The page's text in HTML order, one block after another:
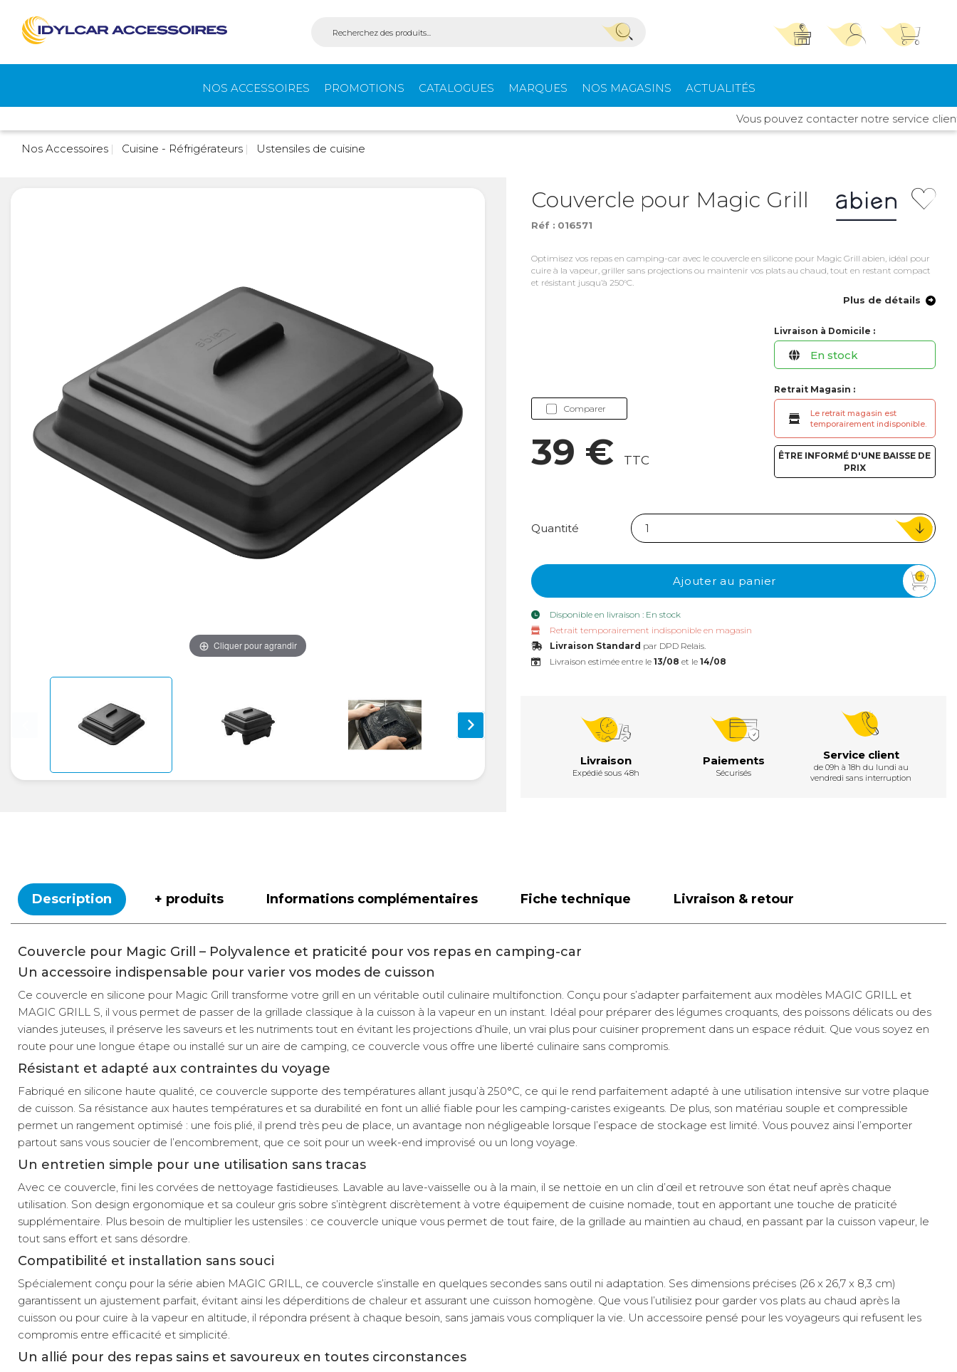
Trouvez le magasin le plus proche et profitez
d'offres exclusives !
Autour de moi
E-mail ou numéro client ou numéro fidélité
Mot de passe oublié
Se connecter
Créer un compte
ou
Suivi de commande invité
NOS ACCESSOIRES PROMOTIONS CATALOGUES MARQUES NOS MAGASINS ACTUALITÉS
Auvents et
accessoires de
Gaz
Cuisine -
Réfrigérateurs
Quincaillerie
Électricité -
Énergie
Voyages et
Vous pouvez contacter notre service client
Nos Accessoires Cuisine - Réfrigérateurs Ustensiles de cuisine
Cliquer pour agrandir
Couvercle pour Magic Grill
Réf : 016571
Optimisez vos repas en camping-car avec le couvercle en silicone pour Magic Grill abien, idéal pour
cuire à la vapeur, griller sans projections ou maintenir vos plats au chaud, tout en restant compact
et résistant jusqu’à 250°C.
Plus de détails
Comparer
39 € TTC
Livraison à Domicile :
En stock
Retrait Magasin :
Le retrait magasin est
temporairement indisponible.
ÊTRE INFORMÉ D'UNE BAISSE DE
PRIX
Quantité
Ajouter au panier
Disponible en livraison : En stock
Retrait temporairement indisponible en magasin
Livraison Standard par DPD Relais.
Livraison estimée entre le13/08 et le14/08
Livraison
Expédié sous 48h
Paiements
Sécurisés
Service client
de 09h à 18h du lundi au
vendredi sans interruption
Description + produits Informations complémentaires Fiche technique Livraison & retour
Couvercle pour Magic Grill – Polyvalence et praticité pour vos repas en camping-car
Un accessoire indispensable pour varier vos modes de cuisson
Ce couvercle en silicone pour Magic Grill transforme votre grill en un véritable outil culinaire multifonction. Conçu pour s’adapter parfaitement aux modèles MAGIC GRILL et
MAGIC GRILL S, il vous permet de passer de la grillade classique à la cuisson à la vapeur en un instant. Idéal pour préparer des légumes croquants, des poissons délicats ou des
viandes juteuses, il préserve les saveurs et les nutriments tout en évitant les projections d’huile, un vrai plus pour cuisiner proprement dans un espace réduit. Que vous soyez en
route pour une longue étape ou installé sur un aire de camping, ce couvercle vous offre une liberté culinaire sans compromis.
Résistant et adapté aux contraintes du voyage
Fabriqué en silicone haute qualité, ce couvercle supporte des températures allant jusqu’à 250°C, ce qui le rend parfaitement adapté à une utilisation intensive sur votre plaque
de cuisson. Sa résistance aux hautes températures et sa durabilité en font un allié fiable pour les camping-caristes exigeants. De plus, son matériau souple et compressible
permet un rangement optimisé : une fois plié, il prend très peu de place, un avantage non négligeable lorsque l’espace de stockage est limité. Vous pouvez ainsi l’emporter
partout sans vous soucier de l’encombrement, que ce soit pour un week-end improvisé ou un long voyage.
Un entretien simple pour une utilisation sans tracas
Avec ce couvercle, fini les corvées de nettoyage fastidieuses. Lavable au lave-vaisselle ou à la main, il se nettoie en un clin d’œil et retrouve son état neuf après chaque
utilisation. Son design ergonomique et sa couleur gris sobre s’intègrent discrètement à votre équipement de cuisine nomade, tout en apportant une touche de praticité
supplémentaire. Plus besoin de multiplier les ustensiles : ce couvercle unique vous permet de tout faire, de la grillade au maintien au chaud, en passant par la cuisson vapeur, le
tout sans effort et sans désordre.
Compatibilité et installation sans souci
Spécialement conçu pour la série abien MAGIC GRILL, ce couvercle s’installe en quelques secondes sans outil ni adaptation. Ses dimensions précises (26 x 26,7 x 8,3 cm)
garantissent un ajustement parfait, évitant ainsi les déperditions de chaleur et assurant une cuisson homogène. Que vous l’utilisiez pour garder vos plats au chaud après la
cuisson ou pour cuire à la vapeur en altitude, il répondra présent à chaque besoin, sans jamais vous compliquer la vie. Un accessoire pensé pour les voyageurs qui refusent les
compromis entre efficacité et simplicité.
Un allié pour des repas sains et savoureux en toutes circonstances